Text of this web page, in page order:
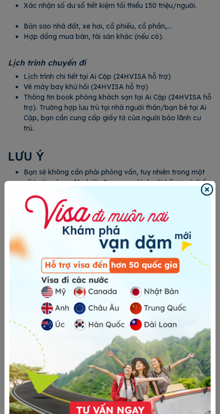
Xác nhận số dư sổ tiết kiệm tối thiểu 150 triệu/người.
Bản sao nhà đất, xe hơi, cổ phiếu, cổ phần,…
Hợp đồng mua bán, tài sản khác (nếu có).
Lịch trình chuyến đi
Lịch trình chi tiết tại Ai Cập (24HVISA hỗ trợ)
Vé máy bay khứ hồi (24HVISA hỗ trợ)
Thông tin book phòng khách sạn tại Ai Cập (24HVISA hỗ
trợ). Trường hợp lưu trú tại nhà người thân/bạn bè tại Ai
Cập, bạn cần cung cấp giấy tờ của người bảo lãnh cư
trú.
LƯU Ý
Bạn sẽ không cần phải phỏng vấn, tuy nhiên trong một
số trường hợp đặc biệt, Cơ quan xét duyệt hồ sơ có thể
0 đánh giá
GIÁ BAO GỒM
Phí lãnh sự
GIÁ KHÔNG BAO GỒM
Phí dịch vụ
Bảo hiểm theo yêu cầu
Vé máy bay và nơi lưu trú
Sim quốc tế
Phí xử lý hồ sơ khẩn (nếu có)
Xe đưa đón sân bay